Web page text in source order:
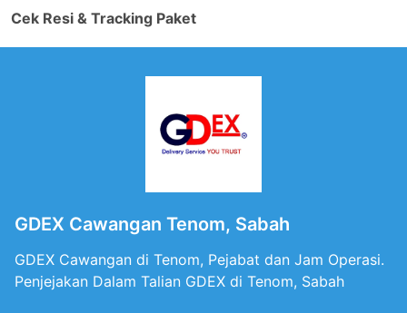
Cek Resi & Tracking Paket
GDEX Cawangan Tenom, Sabah
GDEX Cawangan di Tenom, Pejabat dan Jam Operasi.
Penjejakan Dalam Talian GDEX di Tenom, Sabah